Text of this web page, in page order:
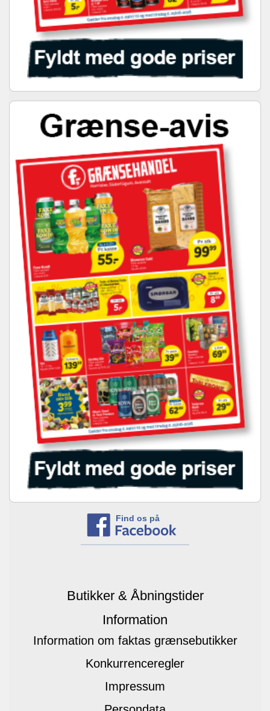
Find os på
Butikker & Åbningstider
Information
Information om faktas grænsebutikker
Konkurrenceregler
Impressum